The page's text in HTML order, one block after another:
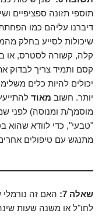
תוספי תזונה ספציפיים
דיברנו עליהם כמו
שיכולות לסייע בחלק
קסם ותמיד צריך לבדוק
יכולים להיות כלים
יותר. חשוב מאוד
מוסמך/ת ומנוסה) לפני
"טבעי", כדי לוודא שהוא
מתנגש עם טיפולים
שאלה 7:
האם זה
לחו"ל או משנה שעות שינה